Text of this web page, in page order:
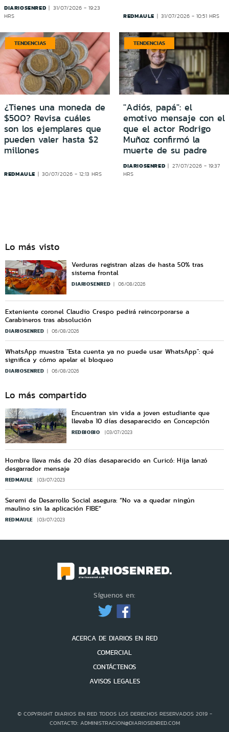
DIARIOSENRED
31/07/2026 - 19:23
HRS
REDMAULE 31/07/2026 - 10:51 HRS
TENDENCIAS
¿Tienes una moneda de
$500? Revisa cuáles
son los ejemplares que
pueden valer hasta $2
millones
REDMAULE 30/07/2026 - 12:13 HRS
TENDENCIAS
"Adiós, papá": el
emotivo mensaje con el
que el actor Rodrigo
Muñoz confirmó la
muerte de su padre
DIARIOSENRED
27/07/2026 - 19:37
HRS
Lo más visto
Verduras registran alzas de hasta 50% tras
sistema frontal
DIARIOSENRED 06/08/2026
Exteniente coronel Claudio Crespo pedirá reincorporarse a
Carabineros tras absolución
DIARIOSENRED 06/08/2026
WhatsApp muestra "Esta cuenta ya no puede usar WhatsApp": qué
significa y cómo apelar el bloqueo
DIARIOSENRED 06/08/2026
Lo más compartido
Encuentran sin vida a joven estudiante que
llevaba 10 días desaparecido en Concepción
REDBIOBIO 03/07/2023
Hombre lleva más de 20 días desaparecido en Curicó: Hija lanzó
desgarrador mensaje
REDMAULE 03/07/2023
Seremi de Desarrollo Social asegura: “No va a quedar ningún
maulino sin la aplicación FIBE”
REDMAULE 03/07/2023
Síguenos en:
ACERCA DE DIARIOS EN RED
COMERCIAL
CONTÁCTENOS
AVISOS LEGALES
© COPYRIGHT DIARIOS EN RED TODOS LOS DERECHOS RESERVADOS 2019 -
CONTACTO: ADMINISTRACION@DIARIOSENRED.COM